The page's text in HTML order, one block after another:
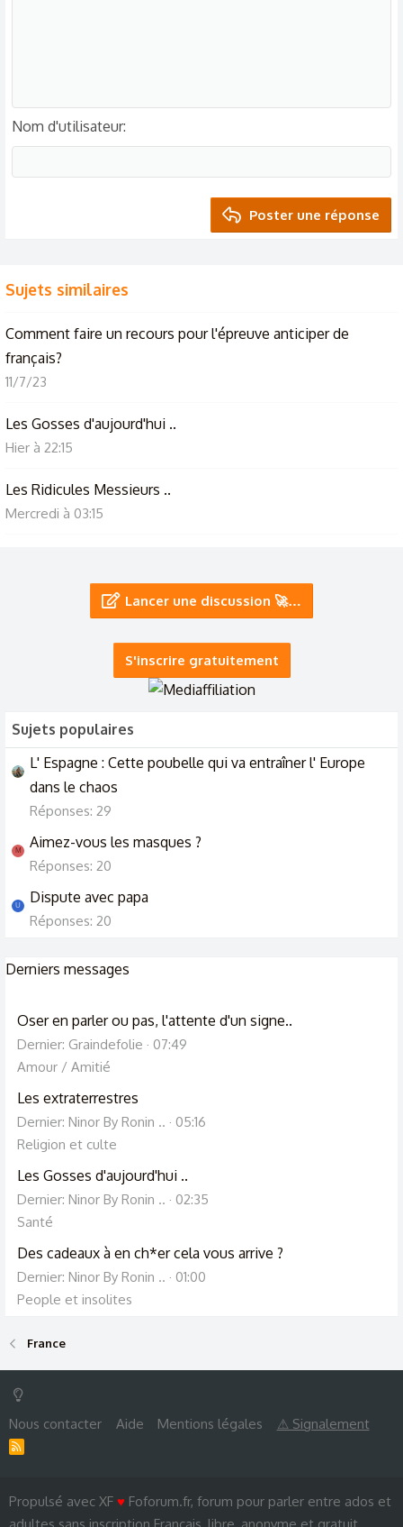
Nom d'utilisateur
Poster une réponse
Sujets similaires
Comment faire un recours pour l'épreuve anticiper de
français?
11/7/23
Les Gosses d'aujourd'hui ..
Hier à 22:15
Les Ridicules Messieurs ..
Mercredi à 03:15
Pour éviter les incendies debroussaillez
Lancer une discussion 🚀…
S'inscrire gratuitement
Sujets populaires
L' Espagne : Cette poubelle qui va entraîner l' Europe
dans le chaos
Réponses: 29
M Aimez-vous les masques ?
Réponses: 20
Dispute avec papa
Réponses: 20
Derniers messages
Oser en parler ou pas, l'attente d'un signe..
Dernier: Graindefolie
07:49
Amour / Amitié
Les extraterrestres
Dernier: Ninor By Ronin ..
05:16
Religion et culte
Les Gosses d'aujourd'hui ..
Dernier: Ninor By Ronin ..
02:35
Santé
Des cadeaux à en ch*er cela vous arrive ?
Dernier: Ninor By Ronin ..
01:00
People et insolites
France
Nous contacter Aide Mentions légales ⚠ Signalement
Propulsé avec XF ♥ Foforum.fr, forum pour parler entre ados et